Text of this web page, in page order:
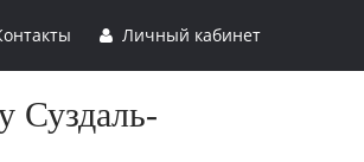
Личный кабинет
Суздаль-